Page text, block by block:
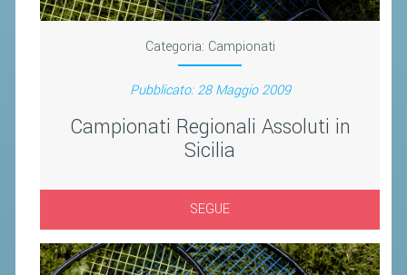
Categoria: Campionati
Pubblicato: 28 Maggio 2009
Campionati Regionali Assoluti in
Sicilia
SEGUE
SCHEDE ATLETI
NUOVI GIOCHI DELLA GIOVENTÙ
PROGETTO SHUTTLE TIME
ENTI DI PROMOZIONE SPORTIVA